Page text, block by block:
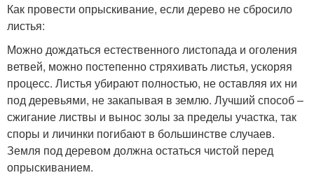
Как провести опрыскивание, если дерево не сбросило
листья:
Можно дождаться естественного листопада и оголения
ветвей, можно постепенно стряхивать листья, ускоряя
процесс. Листья убирают полностью, не оставляя их ни
под деревьями, не закапывая в землю. Лучший способ –
сжигание листвы и вынос золы за пределы участка, так
споры и личинки погибают в большинстве случаев.
Земля под деревом должна остаться чистой перед
опрыскиванием.